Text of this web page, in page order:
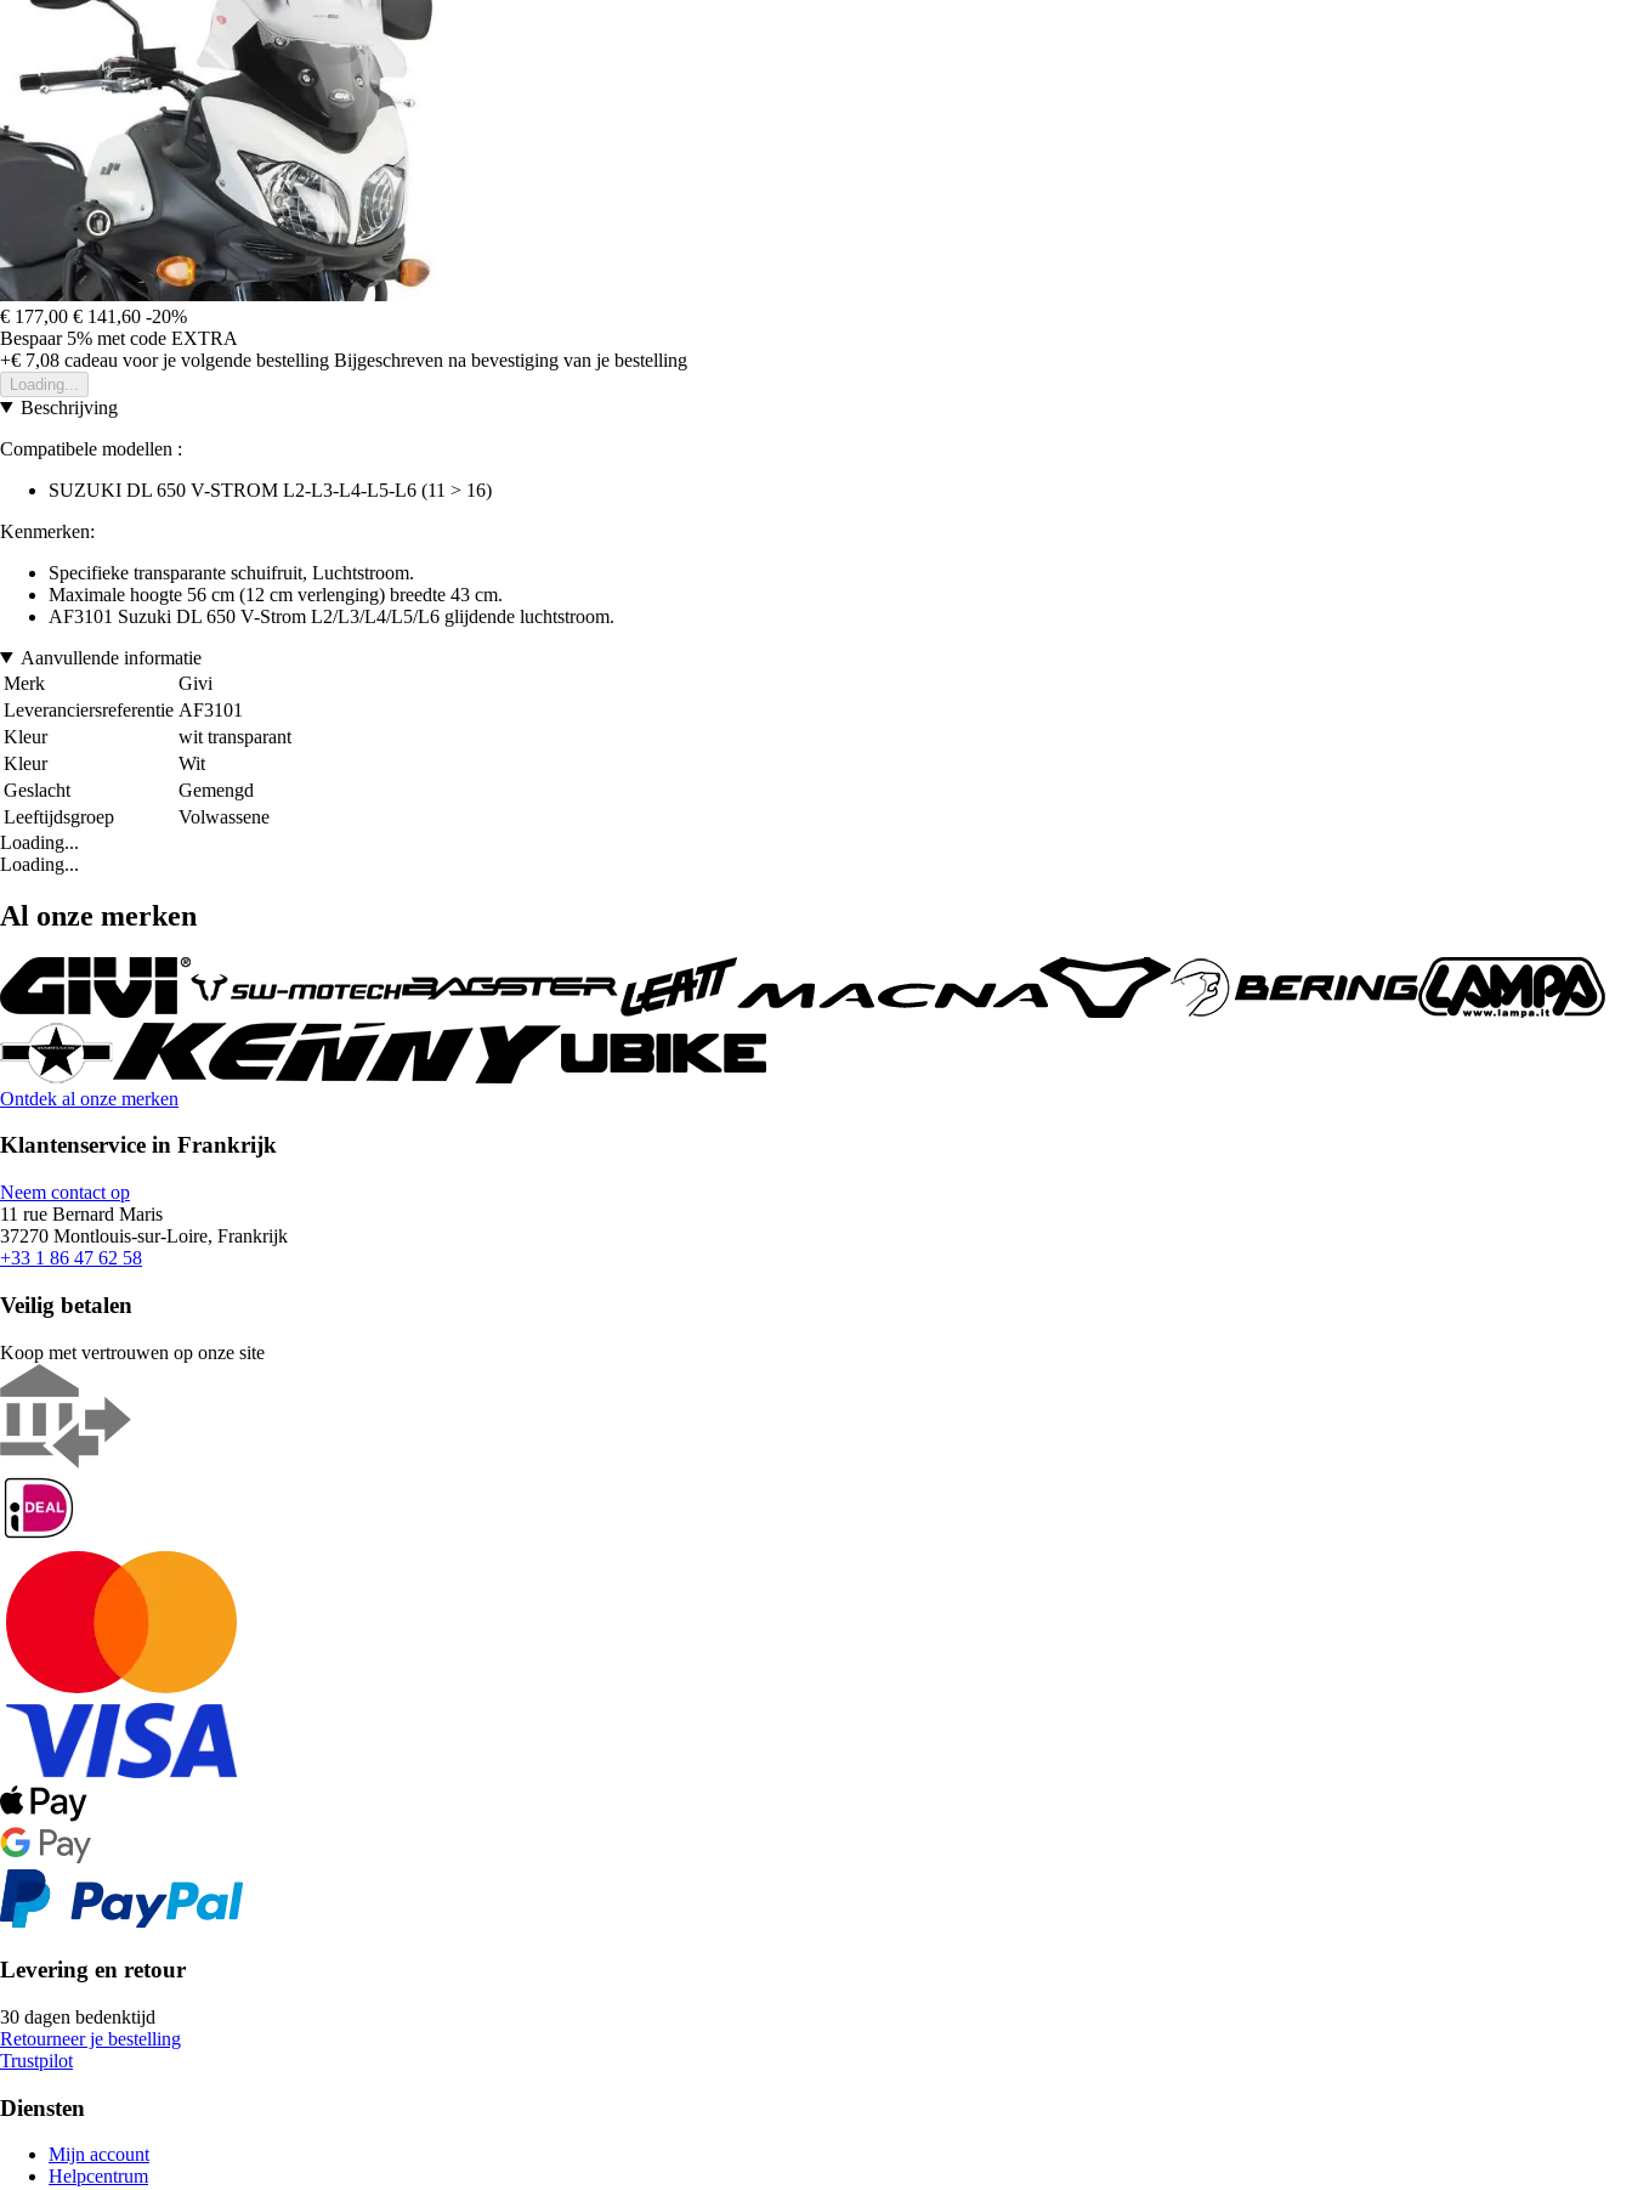
€ 177,00 € 141,60 -20%
Bespaar 5% met code EXTRA
+€ 7,08 cadeau voor je volgende bestelling Bijgeschreven na bevestiging van je bestelling
Loading...
Beschrijving
Compatibele modellen :
SUZUKI DL 650 V-STROM L2-L3-L4-L5-L6 (11 > 16)
Kenmerken:
Specifieke transparante schuifruit, Luchtstroom.
Maximale hoogte 56 cm (12 cm verlenging) breedte 43 cm.
AF3101 Suzuki DL 650 V-Strom L2/L3/L4/L5/L6 glijdende luchtstroom.
Aanvullende informatie
Merk
Givi
Leveranciersreferentie AF3101
Kleur
wit transparant
Kleur
Wit
Geslacht
Gemengd
Leeftijdsgroep
Volwassene
Loading...
Loading...
Al onze merken
Ontdek al onze merken
Klantenservice in Frankrijk
Neem contact op
11 rue Bernard Maris
37270 Montlouis-sur-Loire, Frankrijk
+33 1 86 47 62 58
Veilig betalen
Koop met vertrouwen op onze site
Levering en retour
30 dagen bedenktijd
Retourneer je bestelling
Trustpilot
Diensten
Mijn account
Helpcentrum